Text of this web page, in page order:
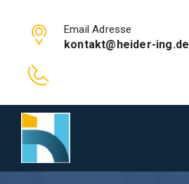
Email Adresse
kontakt@heider-ing.de